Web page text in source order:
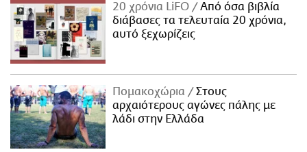
20 χρόνια LiFO
Από όσα βιβλία
διάβασες τα τελευταία 20 χρόνια,
αυτό ξεχωρίζεις
Πομακοχώρια
Στους
αρχαιότερους αγώνες πάλης με
λάδι στην Ελλάδα